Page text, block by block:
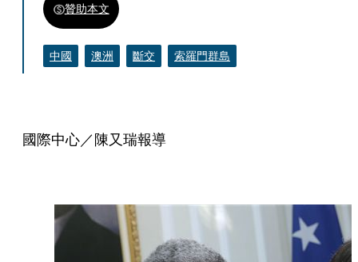
贊助本文
中國 澳洲 斷交 索羅門群島
國際中心／陳又瑞報導